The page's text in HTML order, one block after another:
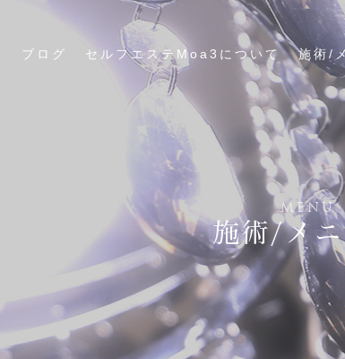
ブログ セルフエステMoa3について 施術/
MENU
施術/メ